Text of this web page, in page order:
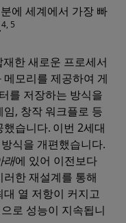
에 세계에서 가장 빠
4, 5
한 새로운 프로세서
모리를 제공하여 게
를 저장하는 방식을
, 창작 워크플로 등
했습니다. 이번 2세대
식을 개편했습니다.
래에 있어 이전보다
한 재설계를 통해
열 저항이 커지고
로 성능이 지속됩니